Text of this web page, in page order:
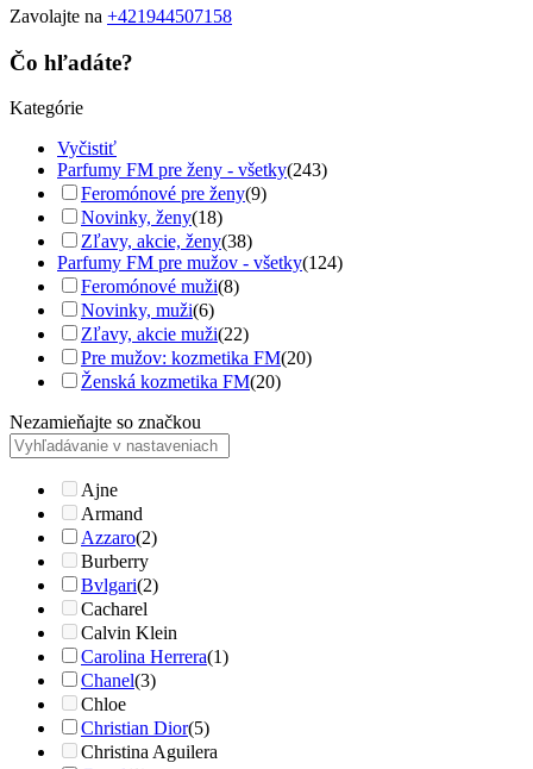
Zavolajte na +421944507158
Čo hľadáte?
Kategórie
Vyčistiť
Parfumy FM pre ženy - všetky(243)
Feromónové pre ženy(9)
Novinky, ženy(18)
Zľavy, akcie, ženy(38)
Parfumy FM pre mužov - všetky(124)
Feromónové muži(8)
Novinky, muži(6)
Zľavy, akcie muži(22)
Pre mužov: kozmetika FM(20)
Ženská kozmetika FM(20)
Nezamieňajte so značkou
Ajne
Armand
Azzaro(2)
Burberry
Bvlgari(2)
Cacharel
Calvin Klein
Carolina Herrera(1)
Chanel(3)
Chloe
Christian Dior(5)
Christina Aguilera